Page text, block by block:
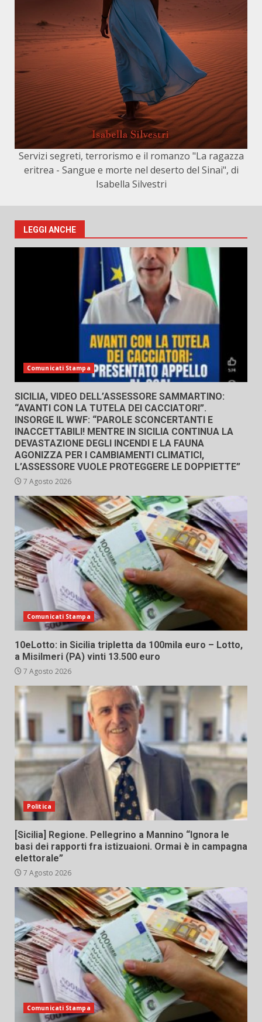
Servizi segreti, terrorismo e il romanzo "La ragazza
eritrea - Sangue e morte nel deserto del Sinai", di
Isabella Silvestri
LEGGI ANCHE
Comunicati Stampa
SICILIA, VIDEO DELL’ASSESSORE SAMMARTINO:
“AVANTI CON LA TUTELA DEI CACCIATORI”.
INSORGE IL WWF: “PAROLE SCONCERTANTI E
INACCETTABILI! MENTRE IN SICILIA CONTINUA LA
DEVASTAZIONE DEGLI INCENDI E LA FAUNA
AGONIZZA PER I CAMBIAMENTI CLIMATICI,
L’ASSESSORE VUOLE PROTEGGERE LE DOPPIETTE”
7 Agosto 2026
Comunicati Stampa
10eLotto: in Sicilia tripletta da 100mila euro – Lotto,
a Misilmeri (PA) vinti 13.500 euro
7 Agosto 2026
Politica
[Sicilia] Regione. Pellegrino a Mannino “Ignora le
basi dei rapporti fra istizuaioni. Ormai è in campagna
elettorale”
7 Agosto 2026
Comunicati Stampa